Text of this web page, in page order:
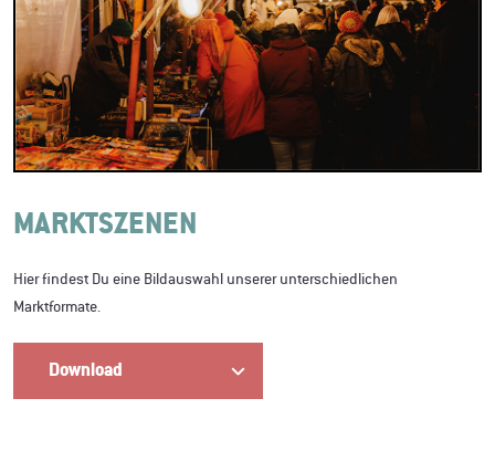
MARKTSZENEN
Hier findest Du eine Bildauswahl unserer unterschiedlichen
Marktformate.
Download